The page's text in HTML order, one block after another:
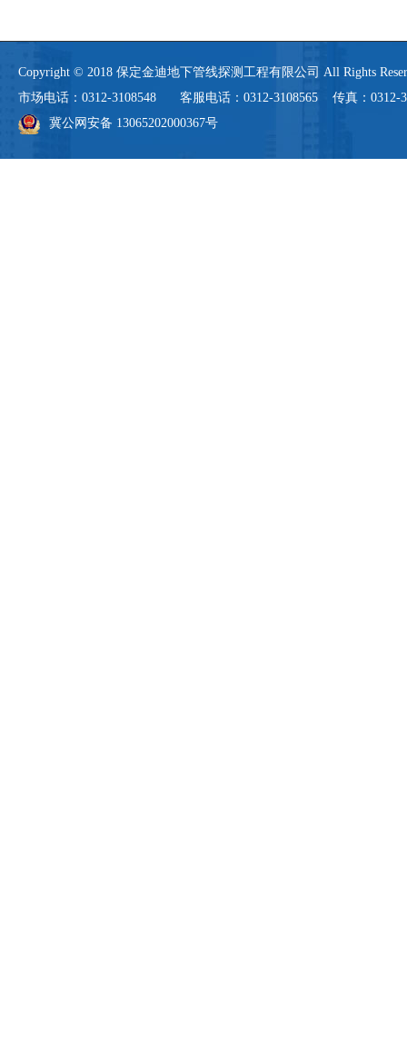
Copyright © 2018 保定金迪地下管线探测工程有限公司 All Rights
市场电话：0312-3108548 客服电话：0312-3108565 传真：
冀公网安备 13065202000367号